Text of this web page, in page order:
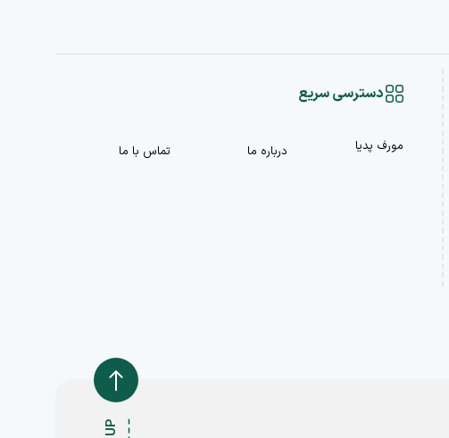
دسترسی سریع
مورف پدیا درباره ما تماس با ما